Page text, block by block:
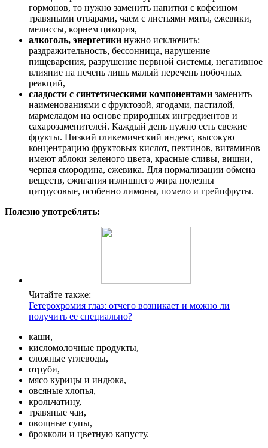
гормонов, то нужно заменить напитки с кофеином
травяными отварами, чаем с листьями мяты, ежевики,
мелиссы, корнем цикория,
алкоголь, энергетики нужно исключить:
раздражительность, бессонница, нарушение
пищеварения, разрушение нервной системы, негативное
влияние на печень лишь малый перечень побочных
реакций,
сладости с синтетическими компонентами заменить
наименованиями с фруктозой, ягодами, пастилой,
мармеладом на основе природных ингредиентов и
сахарозаменителей. Каждый день нужно есть свежие
фрукты. Низкий гликемический индекс, высокую
концентрацию фруктовых кислот, пектинов, витаминов
имеют яблоки зеленого цвета, красные сливы, вишни,
черная смородина, ежевика. Для нормализации обмена
веществ, сжигания излишнего жира полезны
цитрусовые, особенно лимоны, помело и грейпфруты.
Полезно употреблять:
Читайте также:
Гетерохромия глаз: отчего возникает и можно ли
получить ее специально?
каши,
кисломолочные продукты,
сложные углеводы,
отруби,
мясо курицы и индюка,
овсяные хлопья,
крольчатину,
травяные чаи,
овощные супы,
брокколи и цветную капусту.